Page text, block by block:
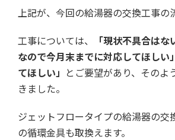
上記が、今回の給湯器の交換工事の
工事については、
「現状不具合は
なので今月末までに対応してほしい
てほしい」 とご要望があり、そのよ
きました。
ジェットフロータイプの給湯器の交
の循環金具も取換えます。